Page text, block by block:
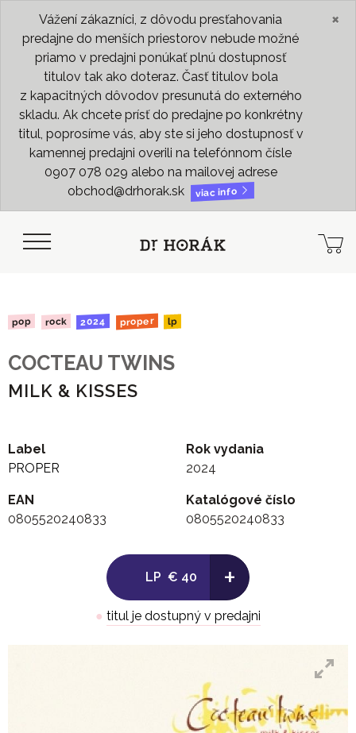
Vážení zákazníci, z dôvodu presťahovania
predajne do menších priestorov nebude možné
priamo v predajni ponúkať plnú dostupnosť
titulov tak ako doteraz. Časť titulov bola
z kapacitných dôvodov presunutá do externého
skladu. Ak chcete prísť do predajne po konkrétny
titul, poprosíme vás, aby ste si jeho dostupnosť v
kamennej predajni overili na telefónnom čísle
0907 078 029 alebo na mailovej adrese
obchod@drhorak.sk
viac info
×
pop rock 2024 proper lp
COCTEAU TWINS
MILK & KISSES
Label
PROPER
Rok vydania
2024
EAN
0805520240833
Katalógové číslo
0805520240833
LP € 40 +
● titul je dostupný v predajni